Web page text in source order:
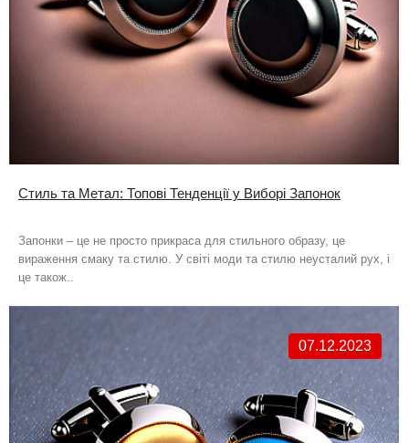
Стиль та Метал: Топові Тенденції у Виборі Запонок
Запонки – це не просто прикраса для стильного образу, це
вираження смаку та стилю. У світі моди та стилю неусталий рух, і
це також..
07.12.2023